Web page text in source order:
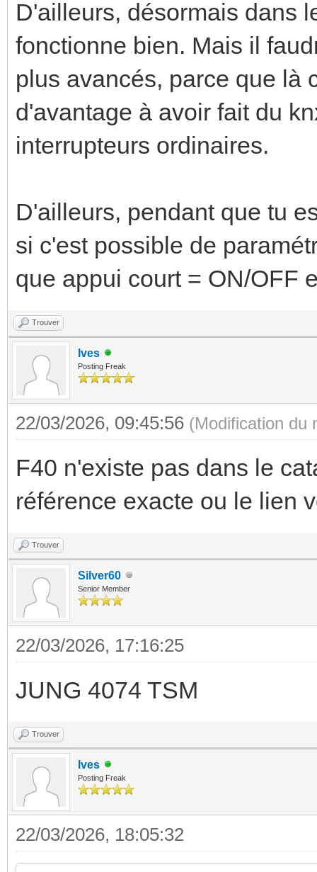
D'ailleurs, désormais dans
fonctionne bien. Mais il
plus avancés, parce que là
d'avantage à avoir fait du
interrupteurs ordinaires.
D'ailleurs, pendant que tu
si c'est possible de
que appui court = ON/OFF
Trouver
Ives
Posting Freak
22/03/2026, 09:45:56 (Modification du
F40 n'existe pas dans le
référence exacte ou le lien
Trouver
Silver60
Senior Member
22/03/2026, 17:16:25
JUNG 4074 TSM
Trouver
Ives
Posting Freak
22/03/2026, 18:05:32